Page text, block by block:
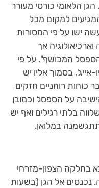
הלאומי כורסי מעורר
למקום מכל
ישו על פי המסורות
אך
המכושף". על פי
אייג', בסמוך אליו יש
כוחות רוחניים חזקים
על הספסל וכמובן
בלתי רגילים ואף יש
במלואן.
בחלקה הצפון-מזרחי
נכנסים אל הגן (בשעות